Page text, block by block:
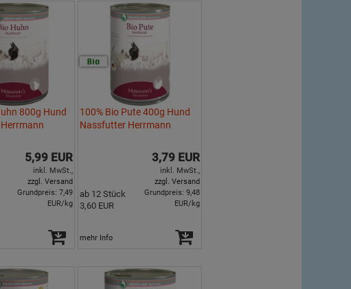
800g Hund
5,99 EUR
inkl. MwSt.,
zzgl. Versand
Grundpreis: 7,49
EUR/kg
100% Bio Pute 400g Hund
Nassfutter Herrmann
3,79 EUR
inkl. MwSt.,
zzgl. Versand
ab 12 Stück
3,60 EUR
Grundpreis: 9,48
EUR/kg
mehr Info